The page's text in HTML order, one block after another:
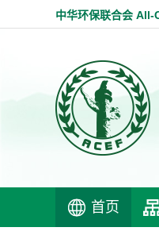
中华环保联合会
首页